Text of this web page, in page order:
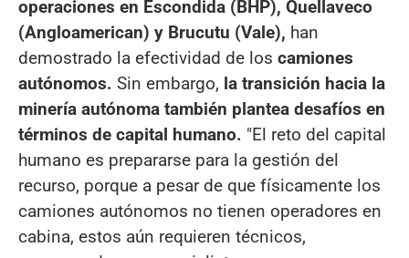
operaciones en Escondida (BHP), Quellaveco
(Angloamerican) y Brucutu (Vale), han
demostrado la efectividad de los camiones
autónomos. Sin embargo, la transición hacia la
minería autónoma también plantea desafíos en
términos de capital humano. "El reto del capital
humano es prepararse para la gestión del
recurso, porque a pesar de que físicamente los
camiones autónomos no tienen operadores en
cabina, estos aún requieren técnicos,